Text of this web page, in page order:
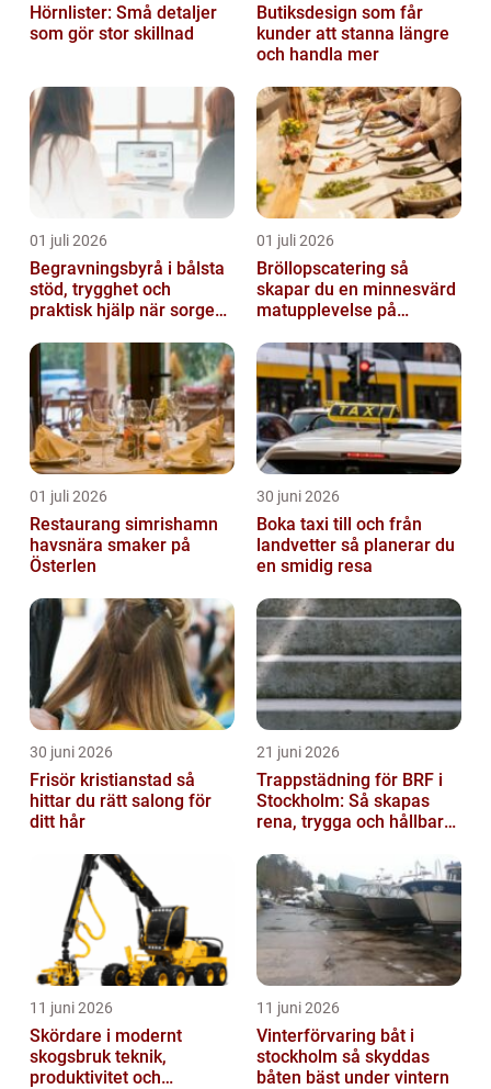
Hörnlister: Små detaljer
som gör stor skillnad
Butiksdesign som får
kunder att stanna längre
och handla mer
01 juli 2026
Begravningsbyrå i bålsta
stöd, trygghet och
praktisk hjälp när sorgen
01 juli 2026
Bröllopscatering så
skapar du en minnesvärd
matupplevelse på
01 juli 2026
Restaurang simrishamn
havsnära smaker på
Österlen
30 juni 2026
Boka taxi till och från
landvetter så planerar du
en smidig resa
30 juni 2026
Frisör kristianstad så
hittar du rätt salong för
ditt hår
21 juni 2026
Trappstädning för BRF i
Stockholm: Så skapas
rena, trygga och hållbara
11 juni 2026
Skördare i modernt
skogsbruk teknik,
produktivitet och
11 juni 2026
Vinterförvaring båt i
stockholm så skyddas
båten bäst under vintern